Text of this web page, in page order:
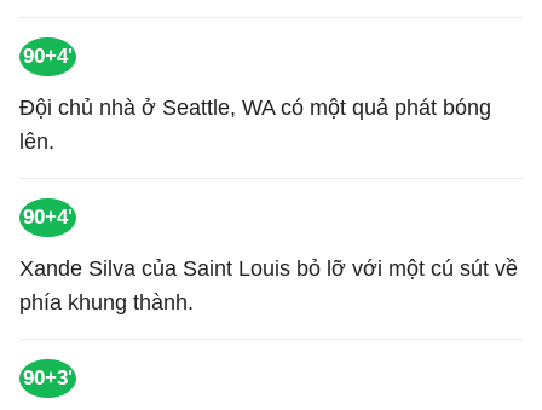
90+4'
Đội chủ nhà ở Seattle, WA có một quả phát bóng
lên.
90+4'
Xande Silva của Saint Louis bỏ lỡ với một cú sút về
phía khung thành.
90+3'